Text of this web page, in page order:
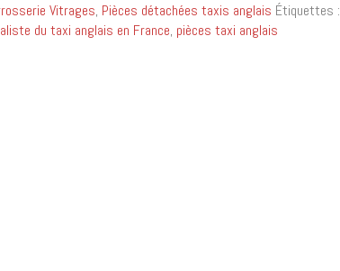
Vitrages, Pièces détachées taxis anglais Étiquettes :
du taxi anglais en France, pièces taxi anglais